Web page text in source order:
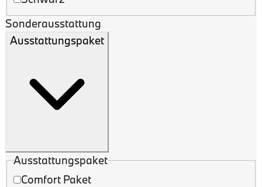
Sonderausstattung
Ausstattungspaket
Ausstattungspaket
Comfort Paket